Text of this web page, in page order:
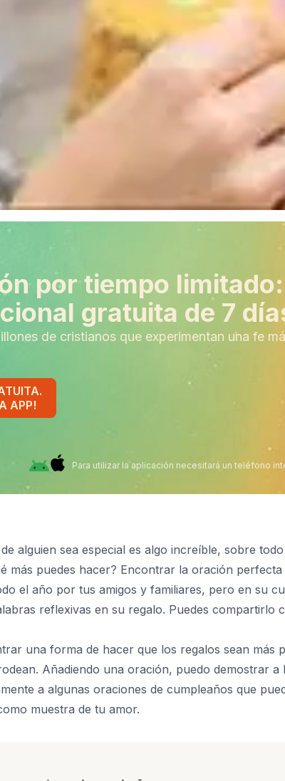
por tiempo limitado:
gratuita de 7
de cristianos que experimentan una fe
APP!
Para utilizar la aplicación necesitará un teléfono
alguien sea especial es algo increíble, sobre
más puedes hacer? Encontrar la oración
el año por tus amigos y familiares, pero en su
reflexivas en su regalo. Puedes compartirlo
una forma de hacer que los regalos sean más
Añadiendo una oración, puedo demostrar
a algunas oraciones de cumpleaños que
muestra de tu amor.